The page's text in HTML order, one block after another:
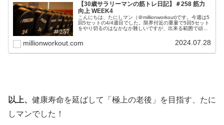
【30歳サラリーマンの筋トレ日記】＃258 筋力
向上 WEEK4
こんにちは、たにしマン（＠millionworkout)です。今週は5
回5セットの4/4週目でした。限界付近の重量で5回5セット
をやり切るのはなかなか難しいですが、出来る範囲で頑張
millionworkout.com 2024.07.28
以上、 健康寿命を延ばして「極上の老後」を目指す、たに
しマンでした！